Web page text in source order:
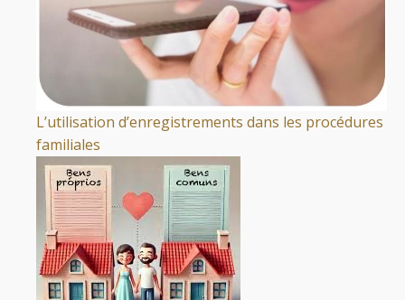
L’utilisation d’enregistrements dans les procédures
familiales